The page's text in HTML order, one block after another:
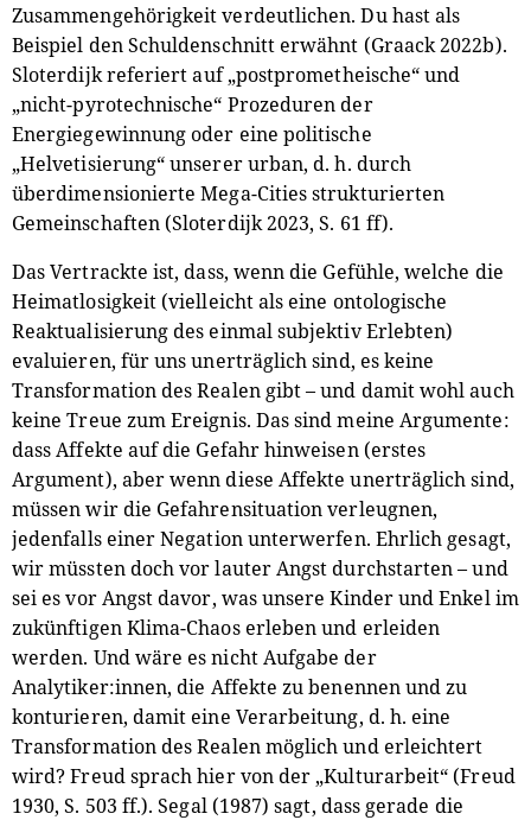
Zusammengehörigkeit verdeutlichen. Du hast als
Beispiel den Schuldenschnitt erwähnt (Graack 2022b).
Sloterdijk referiert auf „postprometheische“ und
„nicht-pyrotechnische“ Prozeduren der
Energiegewinnung oder eine politische
„Helvetisierung“ unserer urban, d. h. durch
überdimensionierte Mega-Cities strukturierten
Gemeinschaften (Sloterdijk 2023, S. 61 ff).
Das Vertrackte ist, dass, wenn die Gefühle, welche die
Heimatlosigkeit (vielleicht als eine ontologische
Reaktualisierung des einmal subjektiv Erlebten)
evaluieren, für uns unerträglich sind, es keine
Transformation des Realen gibt – und damit wohl auch
keine Treue zum Ereignis. Das sind meine Argumente:
dass Affekte auf die Gefahr hinweisen (erstes
Argument), aber wenn diese Affekte unerträglich sind,
müssen wir die Gefahrensituation verleugnen,
jedenfalls einer Negation unterwerfen. Ehrlich gesagt,
wir müssten doch vor lauter Angst durchstarten – und
sei es vor Angst davor, was unsere Kinder und Enkel im
zukünftigen Klima-Chaos erleben und erleiden
werden. Und wäre es nicht Aufgabe der
Analytiker:innen, die Affekte zu benennen und zu
konturieren, damit eine Verarbeitung, d. h. eine
Transformation des Realen möglich und erleichtert
wird? Freud sprach hier von der „Kulturarbeit“ (Freud
1930, S. 503 ff.). Segal (1987) sagt, dass gerade die